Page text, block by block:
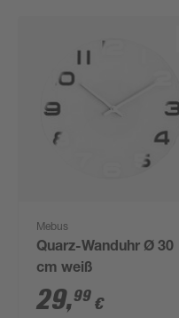
Mebus
Quarz-Wanduhr Ø 30
cm weiß
29,99 €